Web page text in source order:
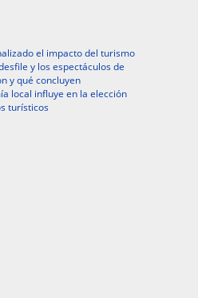
el impacto del turismo
y los espectáculos de
y qué concluyen
local influye en la elección
turísticos